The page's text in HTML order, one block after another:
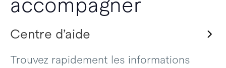
accompagner
Centre d’aide
Trouvez rapidement les informations